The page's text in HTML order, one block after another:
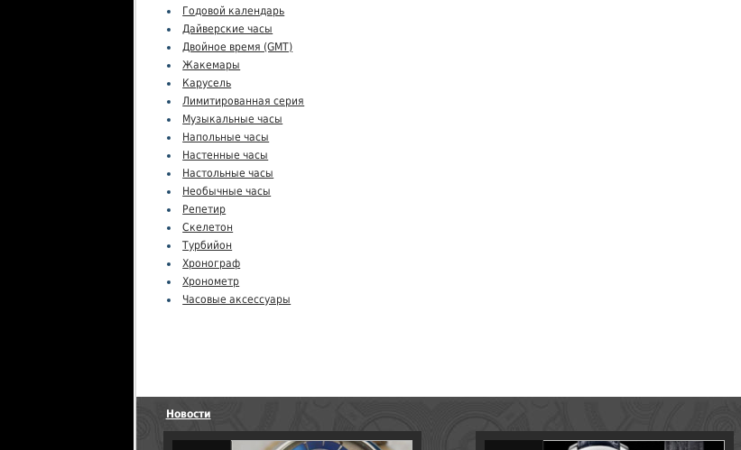
Годовой календарь
Дайверские часы
Двойное время (GMT)
Жакемары
Карусель
Лимитированная серия
Музыкальные часы
Напольные часы
Настенные часы
Настольные часы
Необычные часы
Репетир
Скелетон
Турбийон
Хронограф
Хронометр
Часовые аксессуары
Новости